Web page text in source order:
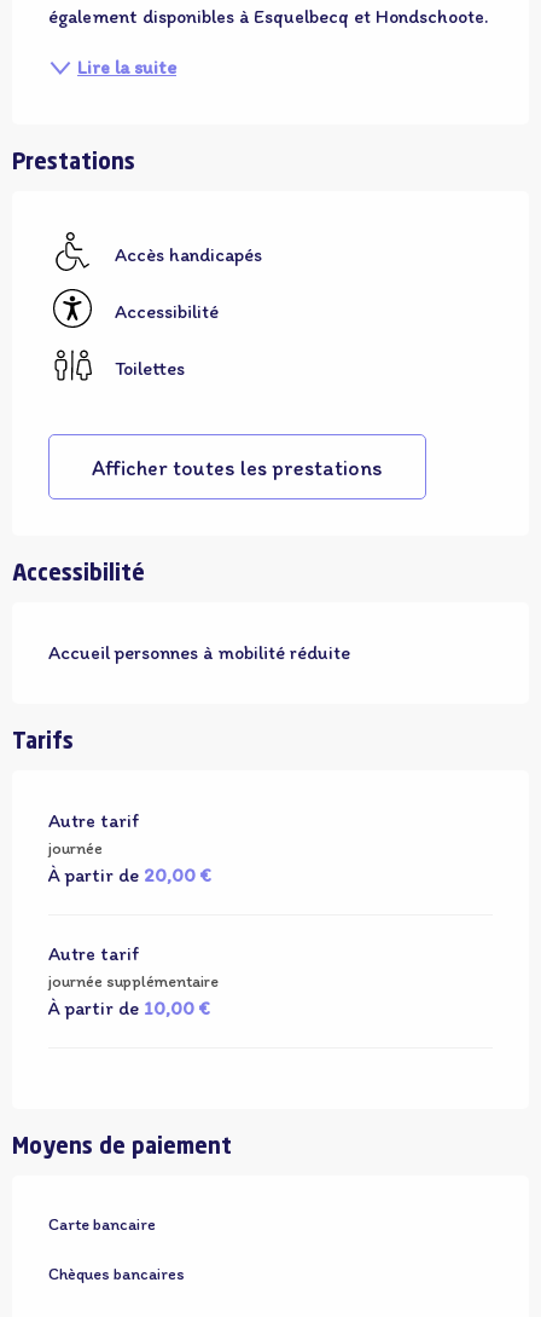
également disponibles à Esquelbecq et Hondschoote.
Lire la suite
Prestations
Accès handicapés
Accessibilité
Toilettes
Afficher toutes les prestations
Accessibilité
Accueil personnes à mobilité réduite
Tarifs
Autre tarif
journée
À partir de 20,00 €
Autre tarif
journée supplémentaire
À partir de 10,00 €
Moyens de paiement
Carte bancaire
Chèques bancaires